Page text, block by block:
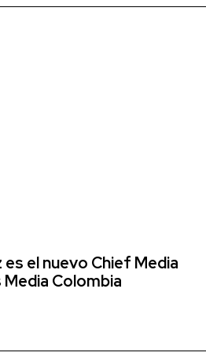
el nuevo Chief Media
Colombia